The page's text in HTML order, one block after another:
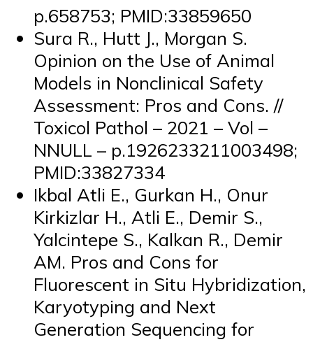
p.658753; PMID:33859650
Sura R., Hutt J., Morgan S.
Opinion on the Use of Animal
Models in Nonclinical Safety
Assessment: Pros and Cons. //
Toxicol Pathol – 2021 – Vol –
NNULL – p.1926233211003498;
PMID:33827334
Ikbal Atli E., Gurkan H., Onur
Kirkizlar H., Atli E., Demir S.,
Yalcintepe S., Kalkan R., Demir
AM. Pros and Cons for
Fluorescent in Situ Hybridization,
Karyotyping and Next
Generation Sequencing for